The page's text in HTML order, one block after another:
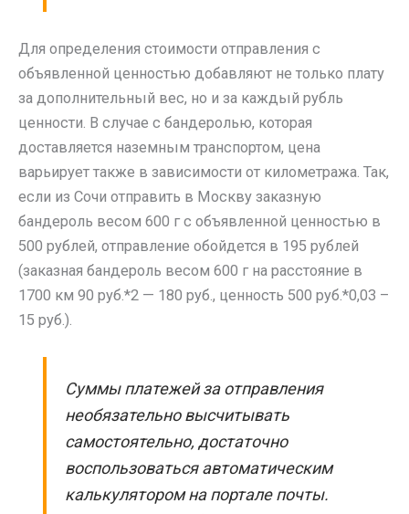
Для определения стоимости отправления с
объявленной ценностью добавляют не только плату
за дополнительный вес, но и за каждый рубль
ценности. В случае с бандеролью, которая
доставляется наземным транспортом, цена
варьирует также в зависимости от километража. Так,
если из Сочи отправить в Москву заказную
бандероль весом 600 г с объявленной ценностью в
500 рублей, отправление обойдется в 195 рублей
(заказная бандероль весом 600 г на расстояние в
1700 км 90 руб.*2 — 180 руб., ценность 500 руб.*0,03 –
15 руб.).
Суммы платежей за отправления
необязательно высчитывать
самостоятельно, достаточно
воспользоваться автоматическим
калькулятором на портале почты.